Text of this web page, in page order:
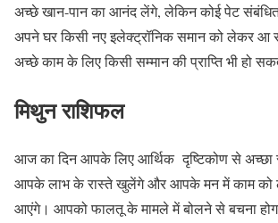
अच्छे खान-पान का आनंद लेंगे, लेकिन कोई पेट
अपने घर किसी नए इलेक्ट्रॉनिक समान को लेकर
अच्छे काम के लिए किसी सम्मान की प्राप्ति भी हो
मिथुन राशिफल
आज का दिन आपके लिए आर्थिक दृष्टिकोण से अच्छा
आपके लाभ के रास्ते खुलेंगे और आपके मन में काम को
आएंगे। आपको फालतू के मामले में बोलने से बचना